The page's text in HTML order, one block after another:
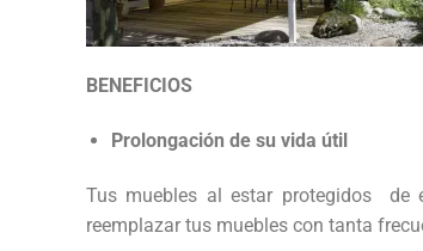
BENEFICIOS
Prolongación de su vida útil
Tus muebles al estar protegidos de
reemplazar tus muebles con tanta